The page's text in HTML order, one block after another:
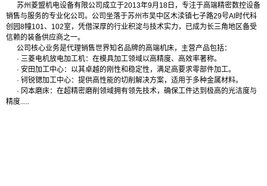
苏州菱盟机电设备有限公司成立于2013年9月18日，专注于高端精密数控设备
销售与服务的专业化公司。公司坐落于苏州市吴中区木渎镇七子路29号AI时代科
创园8幢101、102室，凭借深厚的行业积淀与技术实力，已成为长三角地区备受
信赖的装备供应商之一。
公司核心业务是代理销售世界知名品牌的高端机床，主营产品包括：
· 三菱电机放电加工机：在模具加工领域以高精度、高效率著称。
· 安田加工中心：以其卓越的刚性和稳定性，满足高要求零部件加工。
· 钶锐锶加工中心：提供高性能的切削解决方案，适用于多种金属材料。
· 冈本磨床：在超精密磨削领域拥有领先技术，确保工件达到极高的光洁度与
精度.....